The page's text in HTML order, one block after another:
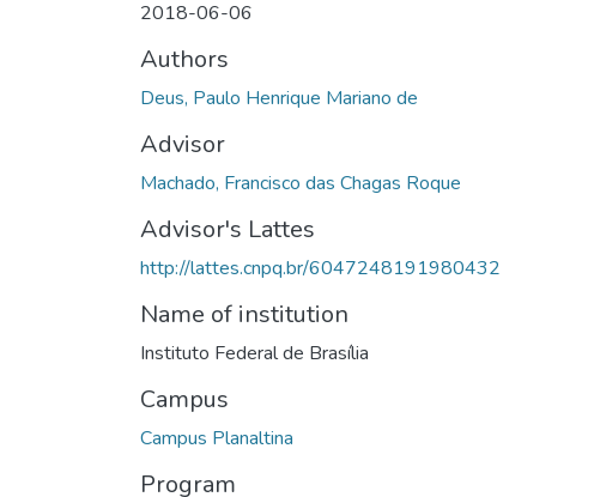
2018-06-06
Authors
Deus, Paulo Henrique Mariano de
Advisor
Machado, Francisco das Chagas Roque
Advisor's Lattes
http://lattes.cnpq.br/6047248191980432
Name of institution
Instituto Federal de Brasília
Campus
Campus Planaltina
Program